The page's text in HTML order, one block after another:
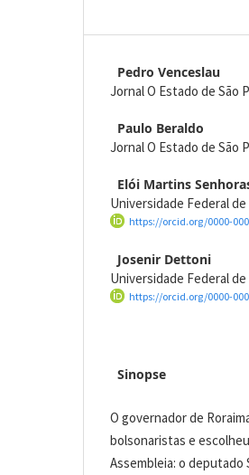
Pedro Venceslau
Jornal O Estado de São
Paulo Beraldo
Jornal O Estado de São
Elói Martins
Universidade Federal de
https://orcid.org/0000-
Josenir Dettoni
Universidade Federal
https://orcid.org/0000-
Sinopse
O governador de
bolsonaristas e
Assembleia: o deputado